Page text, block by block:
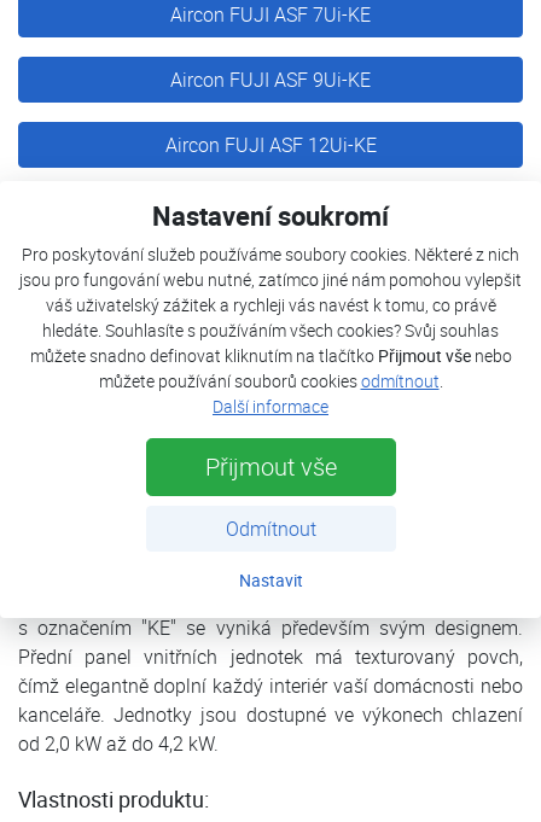
Nastavení soukromí
Pro poskytování služeb používáme soubory cookies. Některé z nich
jsou pro fungování webu nutné, zatímco jiné nám pomohou vylepšit
váš uživatelský zážitek a rychleji vás navést k tomu, co právě
hledáte. Souhlasíte s používáním všech cookies? Svůj souhlas
můžete snadno definovat kliknutím na tlačítko Přijmout všenebo
můžete používání souborů cookiesodmítnout.
Další informace
Přijmout vše
Odmítnout
Nastavit
Aircon FUJI ASF 7Ui-KE
Aircon FUJI ASF 9Ui-KE
Aircon FUJI ASF 12Ui-KE
Aircon FUJI ASF 14Ui-KE
Popis
Parametry
mezi nejoblíbenější na trhu, a proto se společnost snaží
neustále vylepšovat své výrobní technologie a také sleduje
s označením "KE" se vyniká především svým designem.
Přední panel vnitřních jednotek má texturovaný povch,
čímž elegantně doplní každý interiér vaší domácnosti nebo
kanceláře. Jednotky jsou dostupné ve výkonech chlazení
od 2,0 kW až do 4,2 kW.
Vlastnosti produktu: